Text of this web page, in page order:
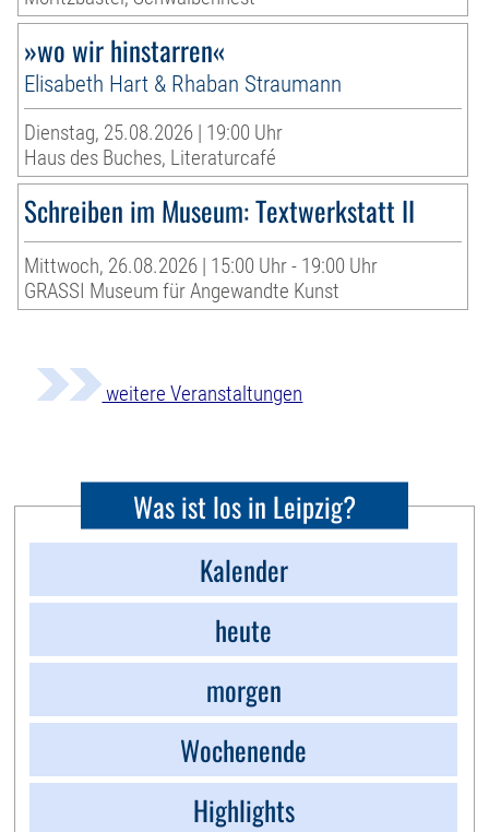
»wo wir hinstarren«
Elisabeth Hart & Rhaban Straumann
Dienstag, 25.08.2026 | 19:00 Uhr
Haus des Buches, Literaturcafé
Schreiben im Museum: Textwerkstatt II
Mittwoch, 26.08.2026 | 15:00 Uhr - 19:00 Uhr
GRASSI Museum für Angewandte Kunst
weitere Veranstaltungen
Was ist los in Leipzig?
Kalender
heute
morgen
Wochenende
Highlights